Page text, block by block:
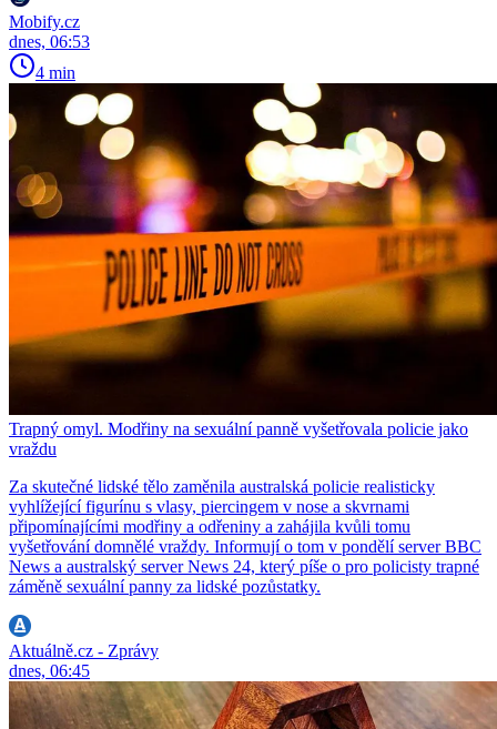
Mobify.cz
dnes, 06:53
4 min
Trapný omyl. Modřiny na sexuální panně vyšetřovala policie jako
vraždu
Za skutečné lidské tělo zaměnila australská policie realisticky
vyhlížející figurínu s vlasy, piercingem v nose a skvrnami
připomínajícími modřiny a odřeniny a zahájila kvůli tomu
vyšetřování domnělé vraždy. Informují o tom v pondělí server BBC
News a australský server News 24, který píše o pro policisty trapné
záměně sexuální panny za lidské pozůstatky.
Aktuálně.cz - Zprávy
dnes, 06:45